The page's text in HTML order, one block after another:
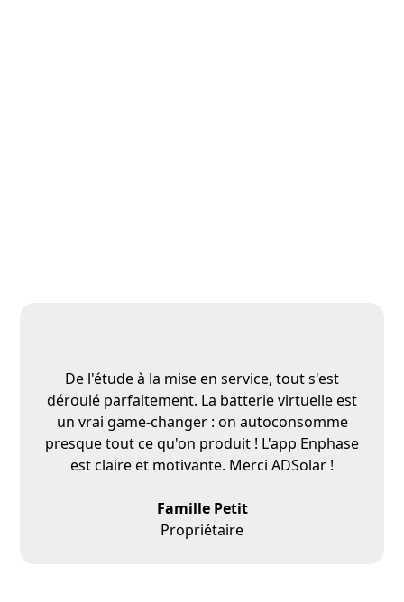
De l'étude à la mise en service, tout s'est
déroulé parfaitement. La batterie virtuelle est
un vrai game-changer : on autoconsomme
presque tout ce qu'on produit ! L'app Enphase
est claire et motivante. Merci ADSolar !
Famille Petit
Propriétaire